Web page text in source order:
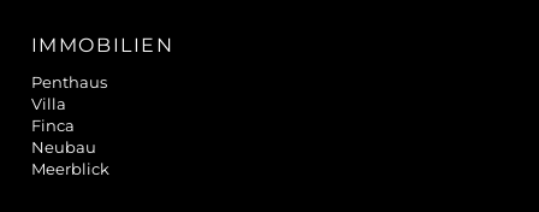
IMMOBILIEN
Penthaus
Villa
Finca
Neubau
Meerblick